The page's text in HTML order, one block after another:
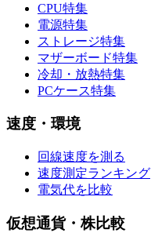
CPU特集
電源特集
ストレージ特集
マザーボード特集
冷却・放熱特集
PCケース特集
速度・環境
回線速度を測る
速度測定ランキング
電気代を比較
仮想通貨・株比較